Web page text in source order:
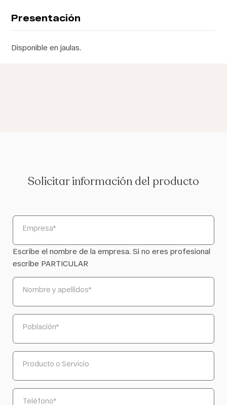
Presentación
Disponible en jaulas.
Solicitar información del producto
Empresa*
Escribe el nombre de la empresa. Si no eres profesional
escribe PARTICULAR
Nombre y apellidos*
Población*
Producto o Servicio
Teléfono*